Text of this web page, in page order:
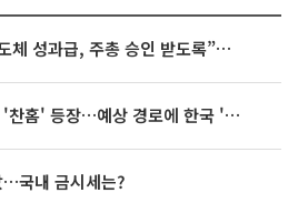
김정관 장관 “반도체 성과급, 주총 승인 받도록”…상법·자본시장법 개정 시사
태풍 '돌핀' 이어 '찬홈' 등장…예상 경로에 한국 '한숨'
국내 금시세는?